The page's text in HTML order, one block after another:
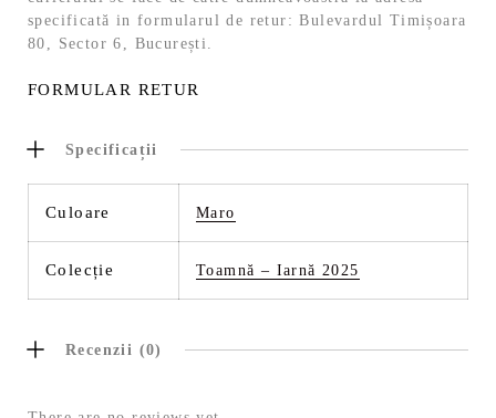
specificată in formularul de retur: Bulevardul Timișoara
80, Sector 6, București.
FORMULAR RETUR
Specificații
Culoare Maro
Colecție Toamnă – Iarnă 2025
Recenzii (0)